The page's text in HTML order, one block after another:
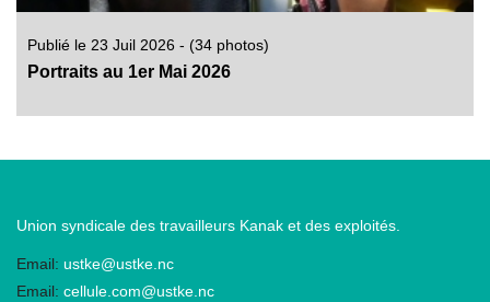
Publié le 23 Juil 2026 - (34 photos)
Portraits au 1er Mai 2026
Union syndicale des travailleurs Kanak et des exploités.
Email: ustke@ustke.nc
Email: cellule.com@ustke.nc